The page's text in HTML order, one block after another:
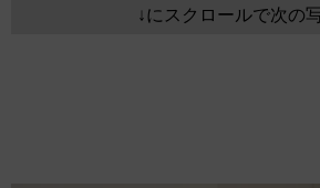
↓にスクロールで次の